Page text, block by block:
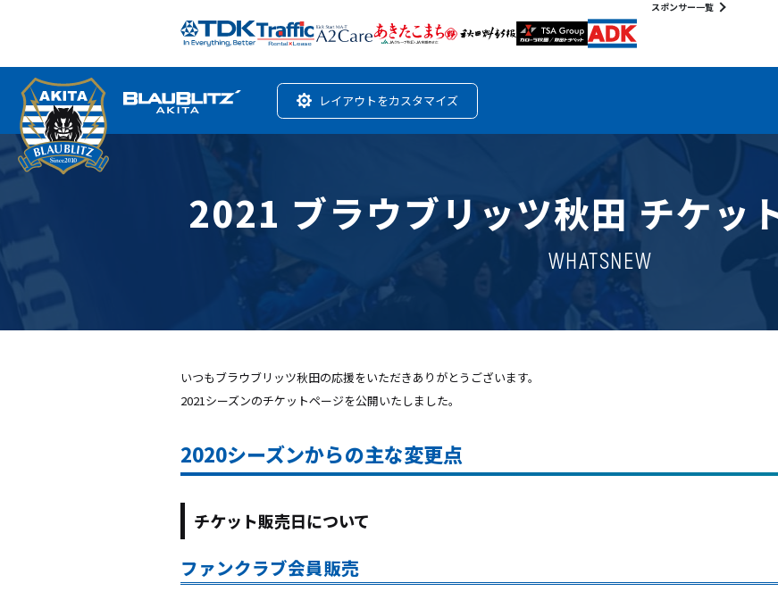
スポンサー一覧
レイアウトをカスタマイズ
2021 ブラウブリッツ秋田 チケッ
WHATSNEW
いつもブラウブリッツ秋田の応援をいただきありがとうございます。
2021シーズンのチケットページを公開いたしました。
2020シーズンからの主な変更点
チケット販売日について
ファンクラブ会員販売